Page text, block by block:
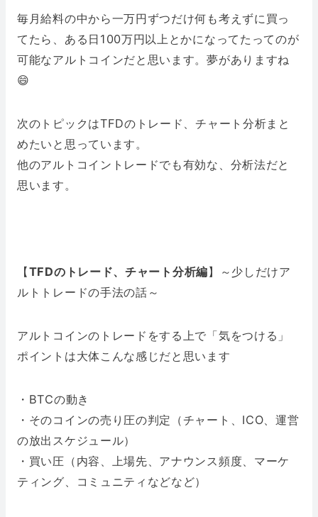
毎月給料の中から一万円ずつだけ何も考えずに買っ
てたら、ある日100万円以上とかになってたってのが
可能なアルトコインだと思います。夢がありますね
😄
次のトピックはTFDのトレード、チャート分析まと
めたいと思っています。
他のアルトコイントレードでも有効な、分析法だと
思います。
【TFDのトレード、チャート分析編】～少しだけア
ルトトレードの手法の話～
アルトコインのトレードをする上で「気をつける」
ポイントは大体こんな感じだと思います
・BTCの動き
・そのコインの売り圧の判定（チャート、ICO、運営
の放出スケジュール）
・買い圧（内容、上場先、アナウンス頻度、マーケ
ティング、コミュニティなどなど）